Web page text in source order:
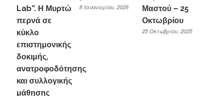
Lab”. Η Μυρτώ
περνά σε
κύκλο
επιστημονικής
δοκιμής,
ανατροφοδότησης
και συλλογικής
μάθησης
8 Ιανουαρίου, 2026
Μαστού – 25
Οκτωβρίου
25 Οκτωβρίου, 2025